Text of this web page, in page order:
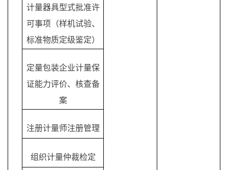
计量器具型式批准许
可事项（样机试验、
标准物质定级鉴定）
定量包装企业计量保
证能力评价、核查备
案
注册计量师注册管理
组织计量仲裁检定